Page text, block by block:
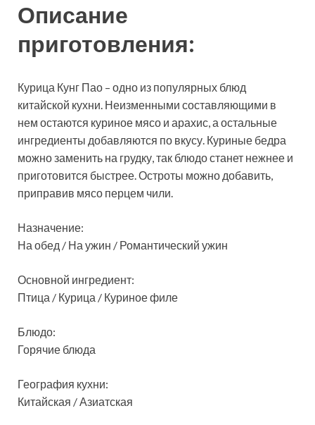
Описание
приготовления:
Курица Кунг Пао – одно из популярных блюд
китайской кухни. Неизменными составляющими в
нем остаются куриное мясо и арахис, а остальные
ингредиенты добавляются по вкусу. Куриные бедра
можно заменить на грудку, так блюдо станет нежнее и
приготовится быстрее. Остроты можно добавить,
приправив мясо перцем чили.
Назначение:
На обед / На ужин / Романтический ужин
Основной ингредиент:
Птица / Курица / Куриное филе
Блюдо:
Горячие блюда
География кухни:
Китайская / Азиатская